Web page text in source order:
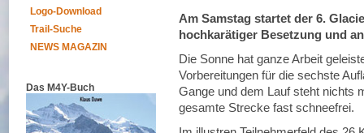
Logo-Download
Trail-Suche
NEWS MAGAZIN
Das M4Y-Buch
Am Samstag startet der 6.
hochkarätiger Besetzung und
Die Sonne hat ganze Arbeit
Vorbereitungen für die sechste
Gange und dem Lauf steht nichts
gesamte Strecke fast schneefrei.